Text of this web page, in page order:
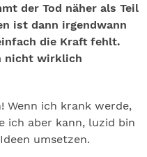
der Tod näher als Teil
ist dann irgendwann
die Kraft fehlt.
nicht wirklich
Wenn ich krank werde,
ich aber kann, luzid bin
umsetzen.